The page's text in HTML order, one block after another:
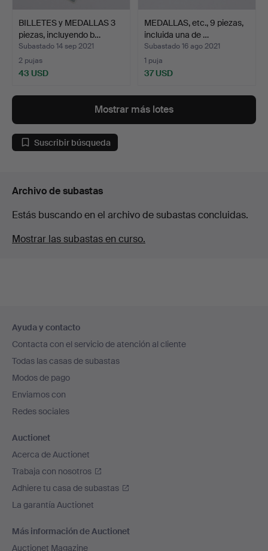
BILLETES y MEDALLAS 3
piezas, incluyendo b…
Subastado 14 sep 2021
2 pujas
43 USD
MEDALLAS, etc., 9 piezas,
incluida una de …
Subastado 16 ago 2021
1 puja
37 USD
Mostrar más lotes
Suscribir búsqueda
Archivo de subastas
Estás buscando en el archivo de subastas concluidas.
Mostrar las subastas en curso.
en
el
pie
de
página
Ayuda y contacto
Contacta con el servicio de atención al cliente
Todas las casas de subastas
Modos de pago
Enviamos con
Redes sociales
Auctionet
Acerca de Auctionet
Trabaja con nosotros
Adhiere tu casa de subastas
La garantía Auctionet
Más información de Auctionet
Auctionet Magazine